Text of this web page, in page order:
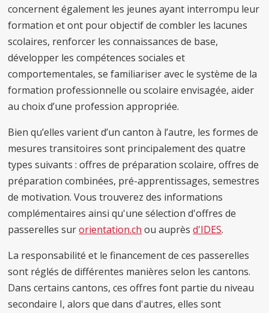
concernent également les jeunes ayant interrompu leur
formation et ont pour objectif de combler les lacunes
scolaires, renforcer les connaissances de base,
développer les compétences sociales et
comportementales, se familiariser avec le système de la
formation professionnelle ou scolaire envisagée, aider
au choix d’une profession appropriée.
Bien qu’elles varient d’un canton à l’autre, les formes de
mesures transitoires sont principalement des quatre
types suivants : offres de préparation scolaire, offres de
préparation combinées, pré-apprentissages, semestres
de motivation. Vous trouverez des informations
complémentaires ainsi qu'une sélection d'offres de
passerelles surorientation.ch ou auprèsd'IDES.
La responsabilité et le financement de ces passerelles
sont réglés de différentes manières selon les cantons.
Dans certains cantons, ces offres font partie du niveau
secondaire I, alors que dans d'autres, elles sont